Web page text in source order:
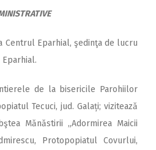
Centrul Eparhial, şedinţa de lucru
de la bisericile Parohiilor
Tecuci, jud. Galați; vizitează
Mănăstirii „Adormirea Maicii
Protopopiatul Covurlui,